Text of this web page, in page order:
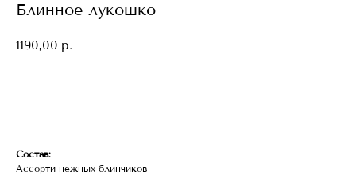
Блинное лукошко
1190,00 р.
Состав:
Ассорти нежных блинчиков